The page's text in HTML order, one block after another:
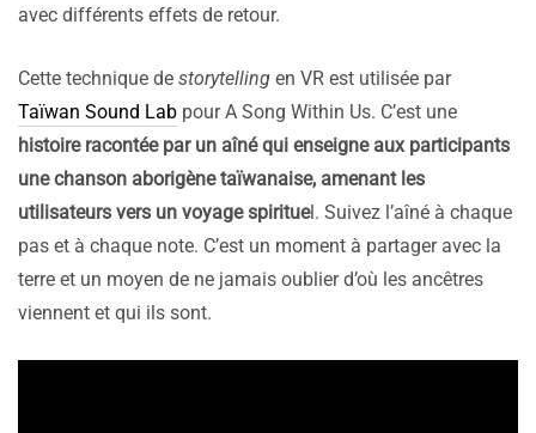
avec différents effets de retour.
Cette technique de storytelling en VR est utilisée par
Taïwan Sound Lab pour A Song Within Us. C’est une
histoire racontée par un aîné qui enseigne aux participants
une chanson aborigène taïwanaise, amenant les
utilisateurs vers un voyage spirituel. Suivez l’aîné à chaque
pas et à chaque note. C’est un moment à partager avec la
terre et un moyen de ne jamais oublier d’où les ancêtres
viennent et qui ils sont.